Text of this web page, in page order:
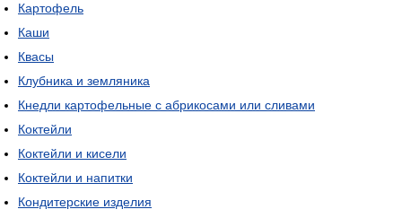
Картофель
Каши
Квасы
Клубника и земляника
Кнедли картофельные с абрикосами или сливами
Коктейли
Коктейли и кисели
Коктейли и напитки
Кондитерские изделия